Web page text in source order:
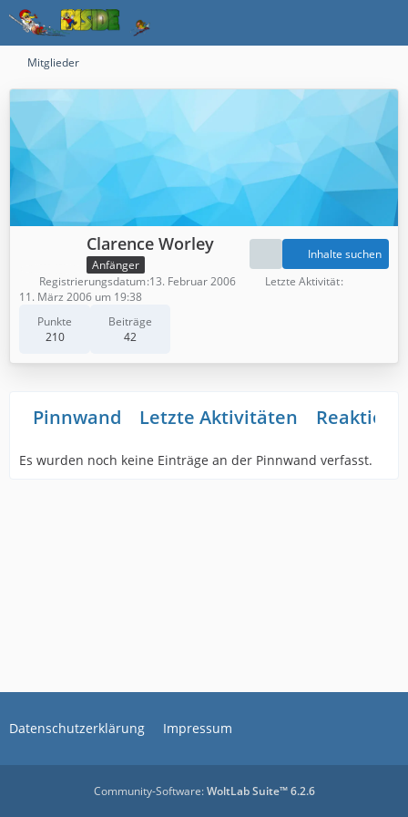
Mitglieder
Clarence Worley
Anfänger
Punkte
210
Beiträge
42
Inhalte suchen
Registrierungsdatum 13. Februar 2006
Letzte Aktivität
11. März 2006 um 19:38
Pinnwand Letzte Aktivitäten
Es wurden noch keine Einträge an der Pinnwand verfasst.
Datenschutzerklärung Impressum
Community-Software:WoltLab Suite™ 6.2.6